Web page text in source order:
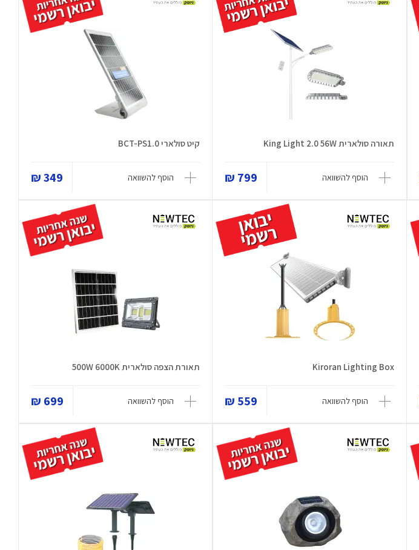
תאורה סולארית King Light 2.0 56W
הוסף להשוואה 799 ₪
קיט סולארי BCT-PS1.0
הוסף להשוואה 349 ₪
Kiroran Lighting Box
הוסף להשוואה 559 ₪
תאורת הצפה סולארית 500W 6000K
הוסף להשוואה 699 ₪